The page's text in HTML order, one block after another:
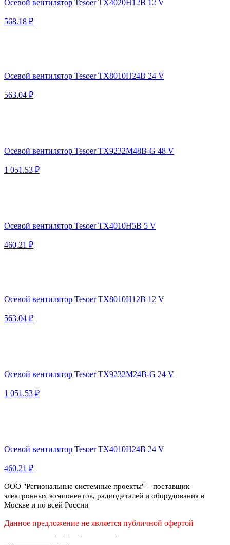
Осевой вентилятор Tesoer TX4020H12B 12 V
568.18 ₽
Осевой вентилятор Tesoer TX8010H24B 24 V
563.04 ₽
Осевой вентилятор Tesoer TX9232M48B-G 48 V
1 051.53 ₽
Осевой вентилятор Tesoer TX4010H5B 5 V
460.21 ₽
Осевой вентилятор Tesoer TX8010H12B 12 V
563.04 ₽
Осевой вентилятор Tesoer TX9232M24B-G 24 V
1 051.53 ₽
Осевой вентилятор Tesoer TX4010H24B 24 V
460.21 ₽
ООО "Региональные системные проекты" – поставщик
электронных компонентов, радиодеталей и оборудования в
Москве и по всей России
Данное предложение не является публичной офертой